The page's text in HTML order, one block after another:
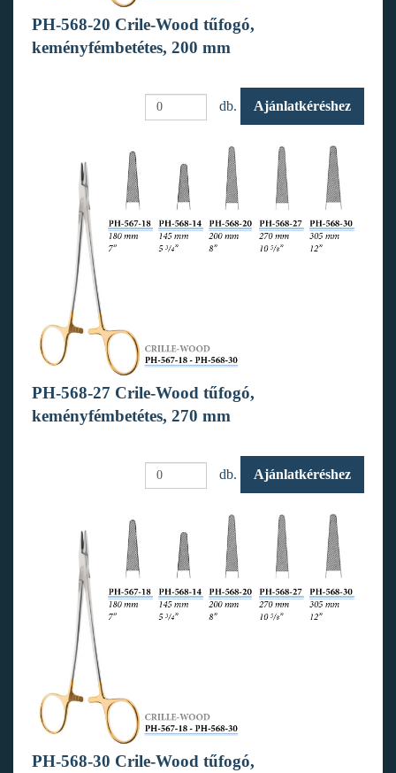
PH-568-20 Crile-Wood tűfogó,
keményfémbetétes, 200 mm
db. Ajánlatkéréshez
PH-568-27 Crile-Wood tűfogó,
keményfémbetétes, 270 mm
db. Ajánlatkéréshez
PH-568-30 Crile-Wood tűfogó,